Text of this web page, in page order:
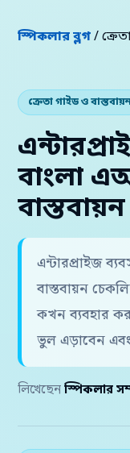
স্পিকলার ব্লগ/
ক্রেতা গাইড ও
বাংলা
এন্টারপ্রাইজ
বাস্তবায়ন
কখন ব্যবহার
ভুল এড়াবেন
লিখেছেন স্পিকলার